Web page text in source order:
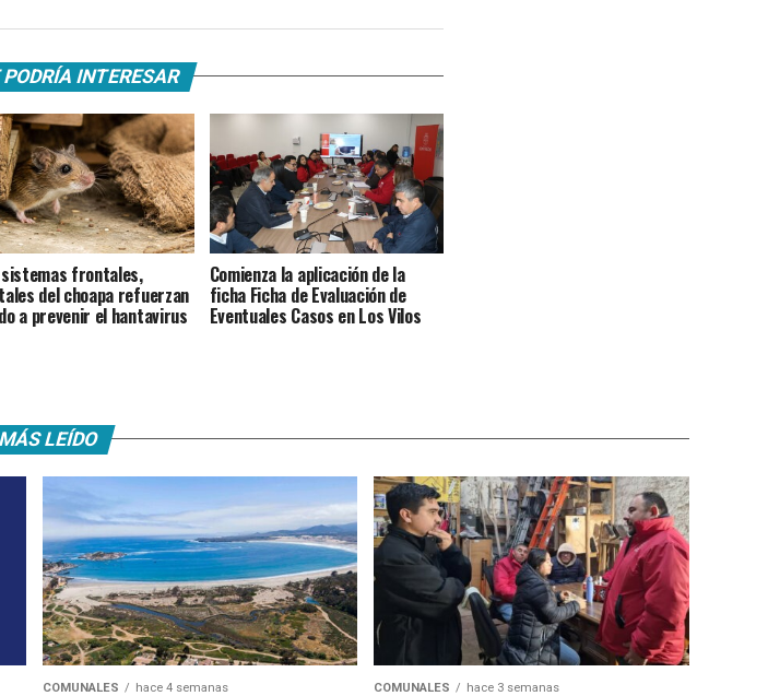
PODRÍA INTERESAR
frontales,
del choapa refuerzan
a prevenir el hantavirus
Comienza la aplicación de la
ficha Ficha de Evaluación de
Eventuales Casos en Los Vilos
LEÍDO
COMUNALES hace 4 semanas COMUNALES hace 3 semanas